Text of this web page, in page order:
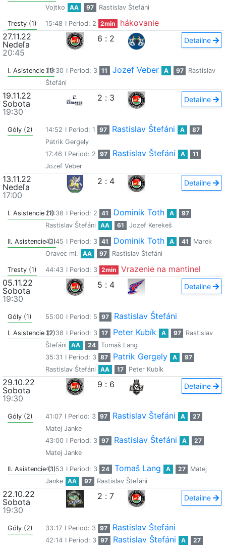
Vojtko AA 97 Rastislav Štefáni
Tresty (1) 15:48 I Period: 2 2min
hákovanie
27.11.22
Nedeľa
20:45
6 : 2 Detailne
I. Asistencie (1)39:30 I Period: 3 11 Jozef Veber A 97
Rastislav
Štefáni
19.11.22
Sobota
19:30
2 : 3 Detailne
Góly (2) 14:52 I Period: 1 97 Rastislav Štefáni A
87
Patrik Gergely
17:46 I Period: 2 97 Rastislav Štefáni A
11
Jozef Veber
13.11.22
Nedeľa
17:00
2 : 4 Detailne
I. Asistencie (1)28:38 I Period: 2 41 Dominik Toth A
97
Rastislav Štefáni
AA 61 Jozef Kerekeš
II. Asistencie (1)
42:45 I Period: 3 41 Dominik Toth A 41
Marek
Oravec ml.
AA 97 Rastislav Štefáni
Tresty (1) 44:43 I Period: 3 2min
Vrazenie na mantinel
05.11.22
Sobota
19:30
5 : 4 Detailne
Góly (1) 55:00 I Period: 5 97 Rastislav Štefáni
I. Asistencie (2)32:38 I Period: 3 17 Peter Kubík A 97
Rastislav
Štefáni
AA 24
Tomaš Lang
35:31 I Period: 3 87 Patrik Gergely A
97
Rastislav Štefáni
AA 17 Peter Kubík
29.10.22
Sobota
19:30
9 : 6 Detailne
Góly (2) 41:07 I Period: 3 97 Rastislav Štefáni A
27
Matej Janke
43:00 I Period: 3 97 Rastislav Štefáni A
27
Matej Janke
II. Asistencie (1)
43:53 I Period: 3 24 Tomaš Lang A 27
Matej
Janke
AA 97 Rastislav Štefáni
22.10.22
Sobota
19:30
2 : 7 Detailne
Góly (2) 33:17 I Period: 3 97 Rastislav Štefáni
42:14 I Period: 3 97 Rastislav Štefáni A
27